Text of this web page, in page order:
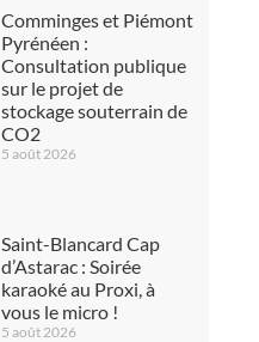
Comminges et Piémont
Pyrénéen :
Consultation publique
sur le projet de
stockage souterrain de
CO2
5 août 2026
Saint-Blancard Cap
d’Astarac : Soirée
karaoké au Proxi, à
vous le micro !
5 août 2026